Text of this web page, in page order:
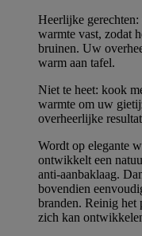
Heerlijke
warmte vast, zodat
bruinen. Uw
warm aan tafel.
Niet te heet: kook
warmte om uw
overheerlijke
Wordt op elegante
ontwikkelt een
anti-aanbaklaag.
bovendien
branden. Reinig het
zich kan